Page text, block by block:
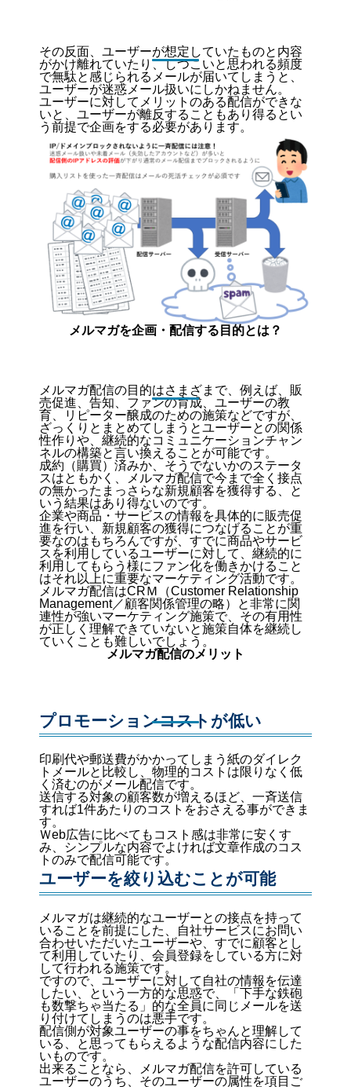
その反面、ユーザーが想定していたものと内容
がかけ離れていたり、しつこいと思われる頻度
で無駄と感じられるメールが届いてしまうと、
ユーザーが迷惑メール扱いにしかねません。
ユーザーに対してメリットのある配信ができな
いと、ユーザーが離反することもあり得るとい
う前提で企画をする必要があります。
メルマガを企画・配信する目的とは？
メルマガ配信の目的はさまざまで、例えば、販
売促進、告知、ファンの育成、ユーザーの教
育、リピーター醸成のための施策などですが、
ざっくりとまとめてしまうとユーザーとの関係
性作りや、継続的なコミュニケーションチャン
ネルの構築と言い換えることが可能です。
成約（購買）済みか、そうでないかのステータ
スはともかく、メルマガ配信で今まで全く接点
の無かったまっさらな新規顧客を獲得する、と
いう結果はあり得ないのです。
企業や商品・サービスの情報を具体的に販売促
進を行い、新規顧客の獲得につなげることが重
要なのはもちろんですが、すでに商品やサービ
スを利用しているユーザーに対して、継続的に
利用してもらう様にファン化を働きかけること
はそれ以上に重要なマーケティング活動です。
メルマガ配信はCRＭ（Customer Relationship
Management／顧客関係管理の略）と非常に関
連性が強いマーケティング施策で、その有用性
が正しく理解できていないと施策自体を継続し
ていくことも難しいでしょう。
メルマガ配信のメリット
プロモーションコストが低い
印刷代や郵送費がかかってしまう紙のダイレク
トメールと比較し、物理的コストは限りなく低
く済むのがメール配信です。
送信する対象の顧客数が増えるほど、一斉送信
すれば1件あたりのコストをおさえる事ができま
す。
Ｗeb広告に比べてもコスト感は非常に安くす
み、シンプルな内容でよければ文章作成のコス
トのみで配信可能です。
ユーザーを絞り込むことが可能
メルマガは継続的なユーザーとの接点を持って
いることを前提にした、自社サービスにお問い
合わせいただいたユーザーや、すでに顧客とし
て利用していたり、会員登録をしている方に対
して行われる施策です。
ですので、ユーザーに対して自社の情報を伝達
したい、という一方的な思惑で、「下手な鉄砲
も数撃ちゃ当たる」的な全員に同じメールを送
り付けてしまうのは悪手です。
配信側が対象ユーザーの事をちゃんと理解して
いる、と思ってもらえるような配信内容にした
いものです。
出来ることなら、メルマガ配信を許可している
ユーザーのうち、そのユーザーの属性を項目ご